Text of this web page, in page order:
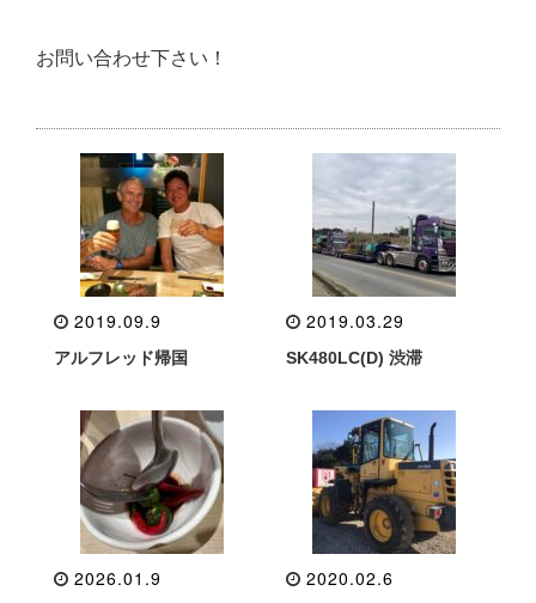
お問い合わせ下さい！
2019.09.9
アルフレッド帰国
2019.03.29
SK480LC(D) 渋滞
2026.01.9 2020.02.6